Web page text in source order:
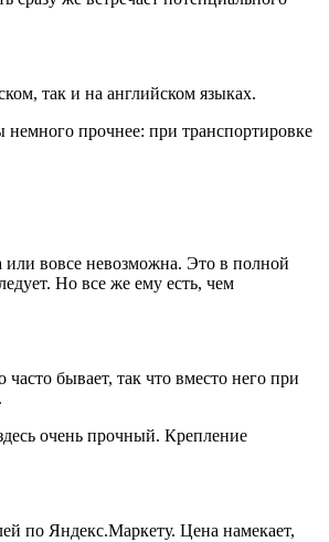
так и на английском языках.
немного прочнее: при транспортировке
или вовсе невозможна. Это в полной
Но все же ему есть, чем
бывает, так что вместо него при
очень прочный. Крепление
по Яндекс.Маркету. Цена намекает,